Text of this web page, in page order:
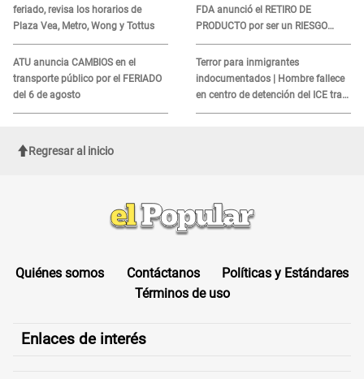
feriado, revisa los horarios de
Plaza Vea, Metro, Wong y Tottus
ATU anuncia CAMBIOS en el
transporte público por el FERIADO
del 6 de agosto
FDA anunció el RETIRO DE
PRODUCTO por ser un RIESGO
MORTAL para consumidores: ¿Cuál
es?
Terror para inmigrantes
indocumentados | Hombre fallece
en centro de detención del ICE tras
sufrir una "emergencia médica"
Regresar al inicio
Quiénes somos Contáctanos
Políticas y Estándares
Términos de uso
Enlaces de interés